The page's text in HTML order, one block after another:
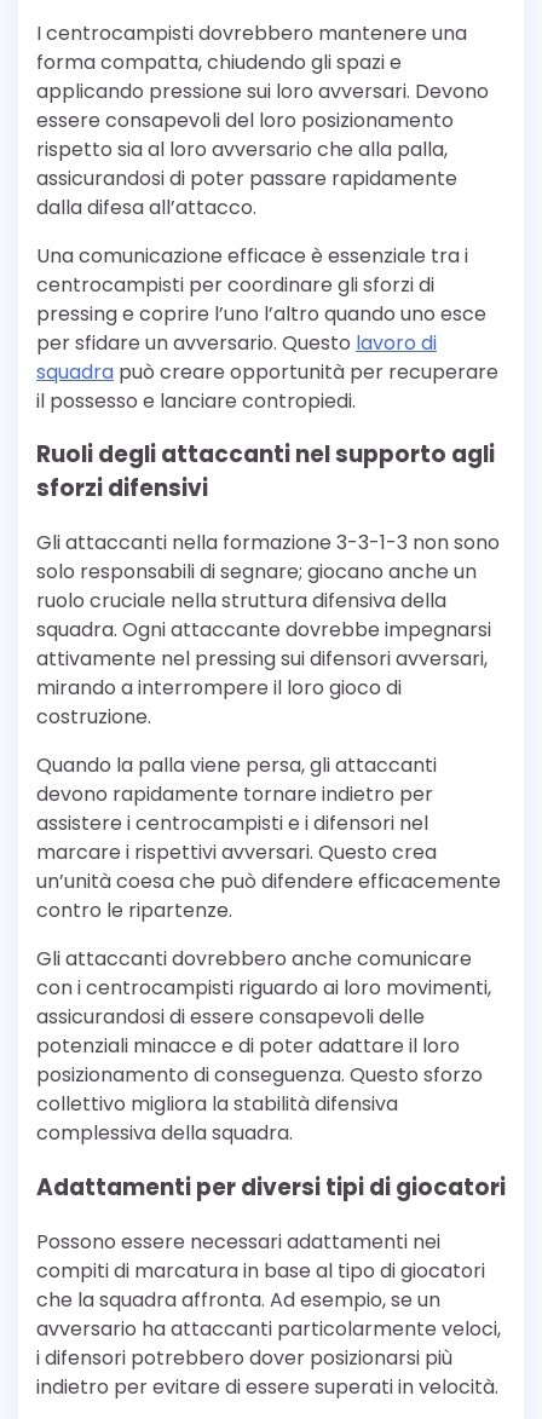
I centrocampisti dovrebbero mantenere una
forma compatta, chiudendo gli spazi e
applicando pressione sui loro avversari. Devono
essere consapevoli del loro posizionamento
rispetto sia al loro avversario che alla palla,
assicurandosi di poter passare rapidamente
dalla difesa all’attacco.
Una comunicazione efficace è essenziale tra i
centrocampisti per coordinare gli sforzi di
pressing e coprire l’uno l’altro quando uno esce
per sfidare un avversario. Questo lavoro di
squadra può creare opportunità per recuperare
il possesso e lanciare contropiedi.
Ruoli degli attaccanti nel supporto agli
sforzi difensivi
Gli attaccanti nella formazione 3-3-1-3 non sono
solo responsabili di segnare; giocano anche un
ruolo cruciale nella struttura difensiva della
squadra. Ogni attaccante dovrebbe impegnarsi
attivamente nel pressing sui difensori avversari,
mirando a interrompere il loro gioco di
costruzione.
Quando la palla viene persa, gli attaccanti
devono rapidamente tornare indietro per
assistere i centrocampisti e i difensori nel
marcare i rispettivi avversari. Questo crea
un’unità coesa che può difendere efficacemente
contro le ripartenze.
Gli attaccanti dovrebbero anche comunicare
con i centrocampisti riguardo ai loro movimenti,
assicurandosi di essere consapevoli delle
potenziali minacce e di poter adattare il loro
posizionamento di conseguenza. Questo sforzo
collettivo migliora la stabilità difensiva
complessiva della squadra.
Adattamenti per diversi tipi di giocatori
Possono essere necessari adattamenti nei
compiti di marcatura in base al tipo di giocatori
che la squadra affronta. Ad esempio, se un
avversario ha attaccanti particolarmente veloci,
i difensori potrebbero dover posizionarsi più
indietro per evitare di essere superati in velocità.